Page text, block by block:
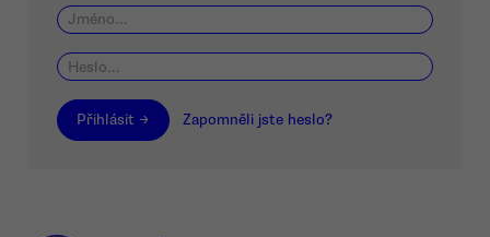
Přihlásit → Zapomněli jste heslo?